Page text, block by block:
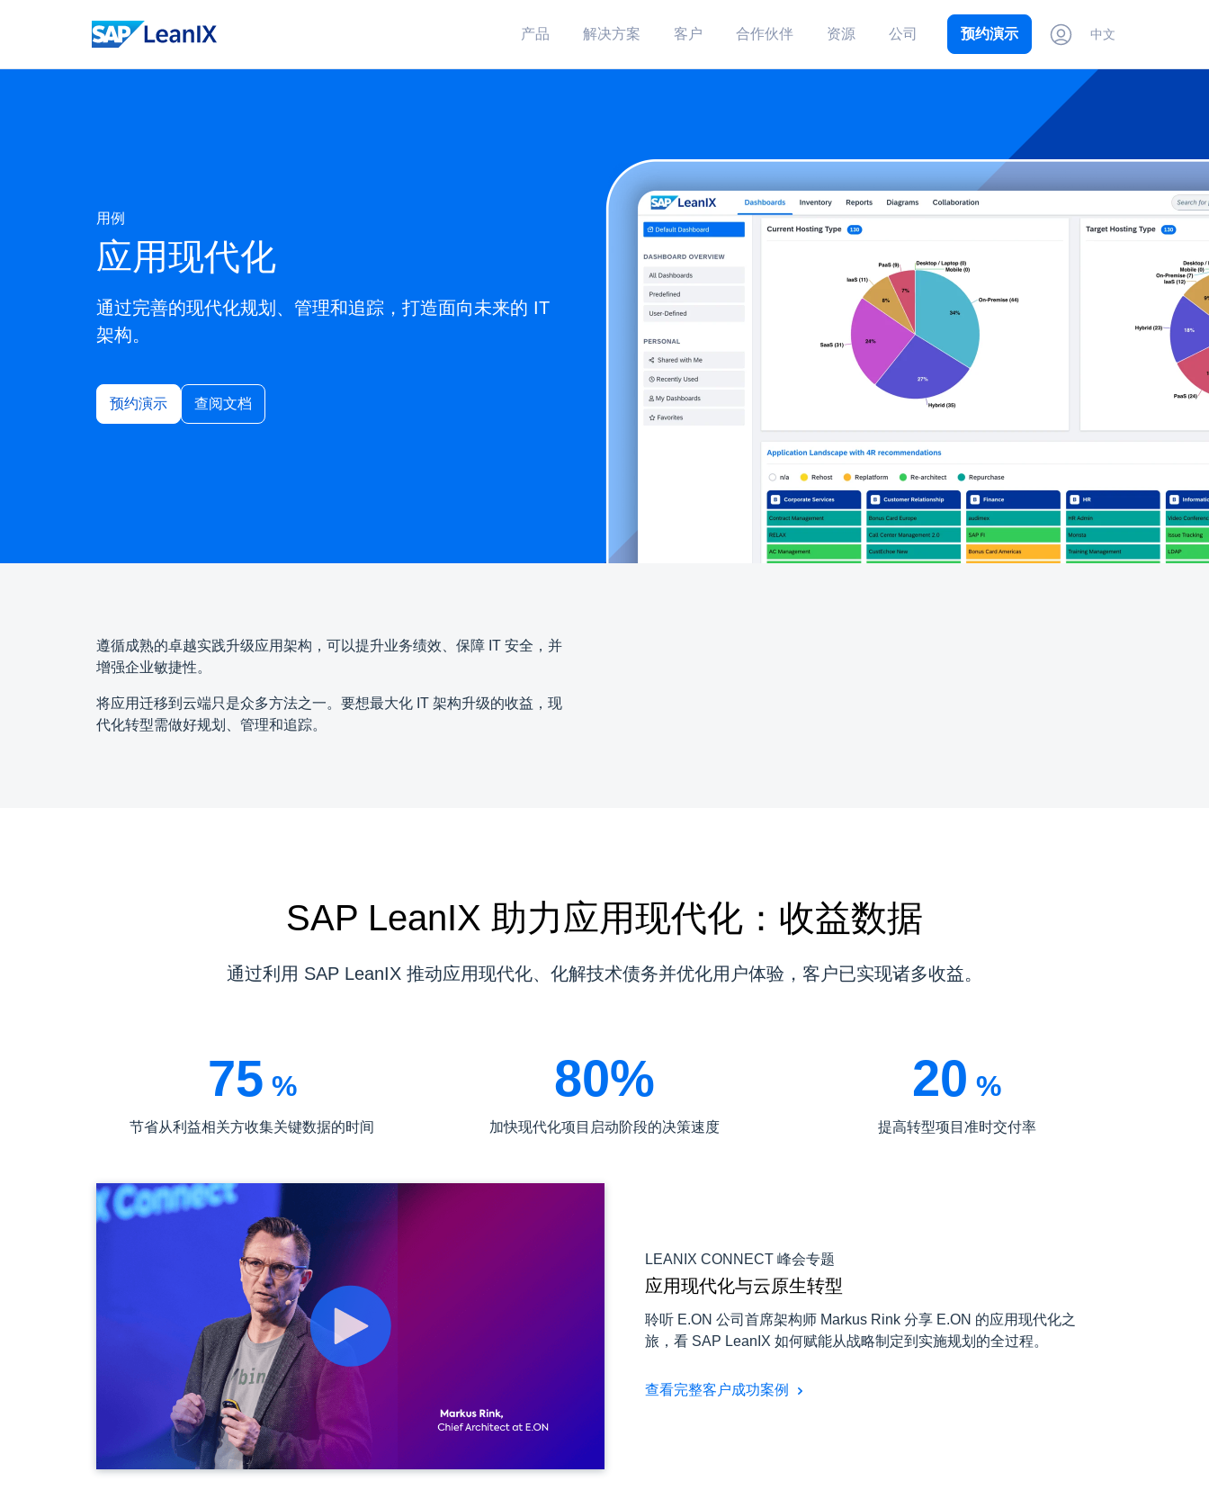
产品 解决方案 客户 合作伙伴 资源 公司 预约演示 中文
用例
应用现代化
通过完善的现代化规划、管理和追踪，打造面向未来的 IT
架构。
预约演示 查阅文档
遵循成熟的卓越实践升级应用架构，可以提升业务绩效、保障 IT 安全，并
增强企业敏捷性。
将应用迁移到云端只是众多方法之一。要想最大化 IT 架构升级的收益，现
代化转型需做好规划、管理和追踪。
SAP LeanIX 助力应用现代化：收益数据
通过利用 SAP LeanIX 推动应用现代化、化解技术债务并优化用户体验，客户已实现诸多收益。
75 %
节省从利益相关方收集关键数据的时间
80%
加快现代化项目启动阶段的决策速度
20 %
提高转型项目准时交付率
LEANIX CONNECT 峰会专题
应用现代化与云原生转型
聆听 E.ON 公司首席架构师 Markus Rink 分享 E.ON 的应用现代化之
旅，看 SAP LeanIX 如何赋能从战略制定到实施规划的全过程。
查看完整客户成功案例